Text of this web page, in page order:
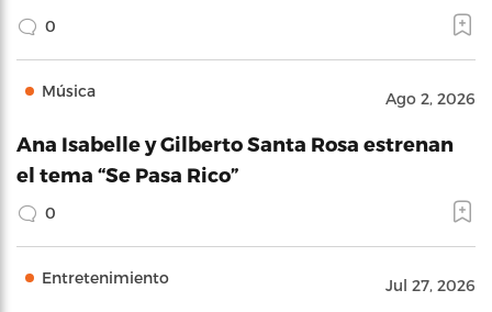
0
Música Ago 2, 2026
Ana Isabelle y Gilberto Santa Rosa estrenan
el tema “Se Pasa Rico”
0
Entretenimiento Jul 27, 2026